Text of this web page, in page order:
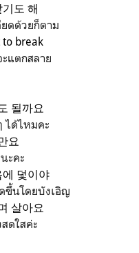
도 해
ดด้วยก็ตาม
break
แตกสลาย
될까요
ได้ไหมคะ
요
ะคะ
덫이야
ขึ้นโดยบังเอิญ
살아요
ดใสค่ะ